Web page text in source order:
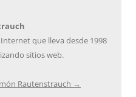
que lleva desde 1998
sitios web.
Rautenstrauch →